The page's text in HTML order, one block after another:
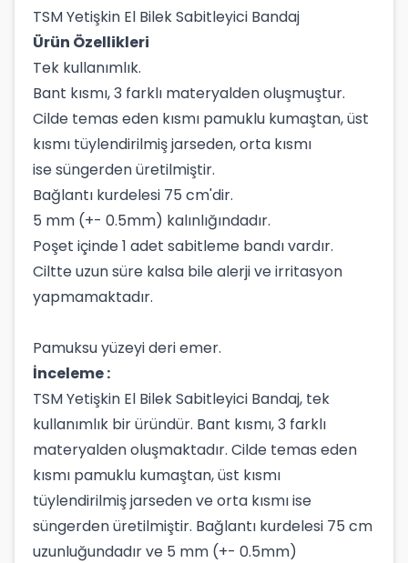
TSM Yetişkin El Bilek Sabitleyici Bandaj
Ürün Özellikleri
Tek kullanımlık.
Bant kısmı, 3 farklı materyalden oluşmuştur.
Cilde temas eden kısmı pamuklu kumaştan, üst
kısmı tüylendirilmiş jarseden, orta kısmı
ise süngerden üretilmiştir.
Bağlantı kurdelesi 75 cm'dir.
5 mm (+- 0.5mm) kalınlığındadır.
Poşet içinde 1 adet sabitleme bandı vardır.
Ciltte uzun süre kalsa bile alerji ve irritasyon
yapmamaktadır.
Pamuksu yüzeyi deri emer.
İnceleme :
TSM Yetişkin El Bilek Sabitleyici Bandaj, tek
kullanımlık bir üründür. Bant kısmı, 3 farklı
materyalden oluşmaktadır. Cilde temas eden
kısmı pamuklu kumaştan, üst kısmı
tüylendirilmiş jarseden ve orta kısmı ise
süngerden üretilmiştir. Bağlantı kurdelesi 75 cm
uzunluğundadır ve 5 mm (+- 0.5mm)